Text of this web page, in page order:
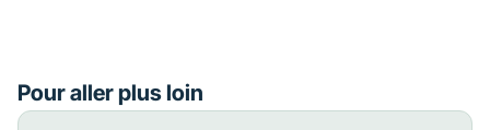
Pour aller plus loin